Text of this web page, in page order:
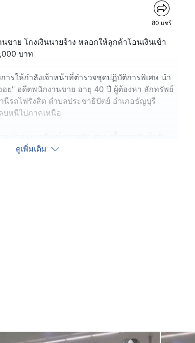
80 แชร์
ขาย โกงเงินนายจ้าง หลอกให้ลูกค้าโอนเงินเข้า
บาท
ารให้กำลังเจ้าหน้าที่ตำรวจชุดปฏิบัติการพิเศษ นำ
อย" อดีตพนักงานขาย อายุ 40 ปี ผู้ต้องหา ลักทรัพย์
นีรถไฟรังสิต ตำบลประชาธิปัตย์ อำเภอธัญบุรี
หนีไปภาคเหนือ
บาท บอกให้ลูกค้ารับชำระเงินทั้งรูปแบบเงินสด และ
ดูเพิ่มเติม